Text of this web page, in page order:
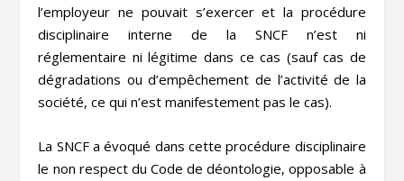
l’employeur ne pouvait s’exercer et la procédure
disciplinaire interne de la SNCF n’est ni
réglementaire ni légitime dans ce cas (sauf cas de
dégradations ou d’empêchement de l’activité de la
société, ce qui n’est manifestement pas le cas).
La SNCF a évoqué dans cette procédure disciplinaire
le non respect du Code de déontologie, opposable à